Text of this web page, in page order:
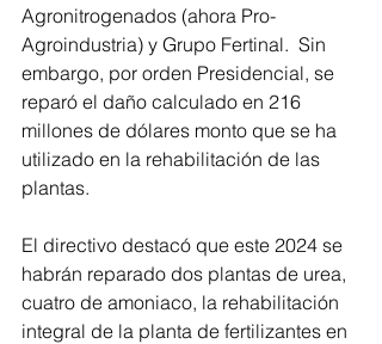
Agronitrogenados (ahora Pro-
Agroindustria) y Grupo Fertinal.  Sin
embargo, por orden Presidencial, se
reparó el daño calculado en 216
millones de dólares monto que se ha
utilizado en la rehabilitación de las
plantas.
El directivo destacó que este 2024 se
habrán reparado dos plantas de urea,
cuatro de amoniaco, la rehabilitación
integral de la planta de fertilizantes en